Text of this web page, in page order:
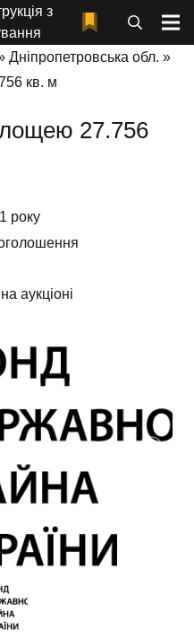
з
Дніпропетровська обл. »
кв. м
27.756
року
аукціоні